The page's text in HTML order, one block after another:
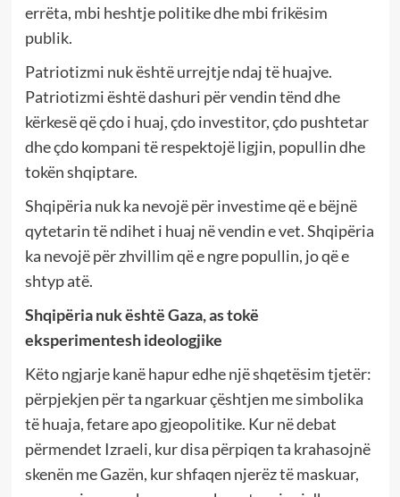
errëta, mbi heshtje politike dhe mbi frikësim
publik.
Patriotizmi nuk është urrejtje ndaj të huajve.
Patriotizmi është dashuri për vendin tënd dhe
kërkesë që çdo i huaj, çdo investitor, çdo pushtetar
dhe çdo kompani të respektojë ligjin, popullin dhe
tokën shqiptare.
Shqipëria nuk ka nevojë për investime që e bëjnë
qytetarin të ndihet i huaj në vendin e vet. Shqipëria
ka nevojë për zhvillim që e ngre popullin, jo që e
shtyp atë.
Shqipëria nuk është Gaza, as tokë
eksperimentesh ideologjike
Këto ngjarje kanë hapur edhe një shqetësim tjetër:
përpjekjen për ta ngarkuar çështjen me simbolika
të huaja, fetare apo gjeopolitike. Kur në debat
përmendet Izraeli, kur disa përpiqen ta krahasojnë
skenën me Gazën, kur shfaqen njerëz të maskuar,